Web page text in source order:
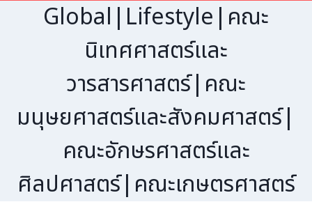
Global|Lifestyle|คณะ
นิเทศศาสตร์และ
วารสารศาสตร์|คณะ
มนุษยศาสตร์และสังคมศาสตร์|
คณะอักษรศาสตร์และ
ศิลปศาสตร์|คณะเกษตรศาสตร์